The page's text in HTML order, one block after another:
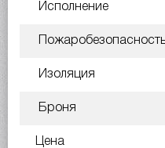
Исполнение
Изоляция
Броня
Цена